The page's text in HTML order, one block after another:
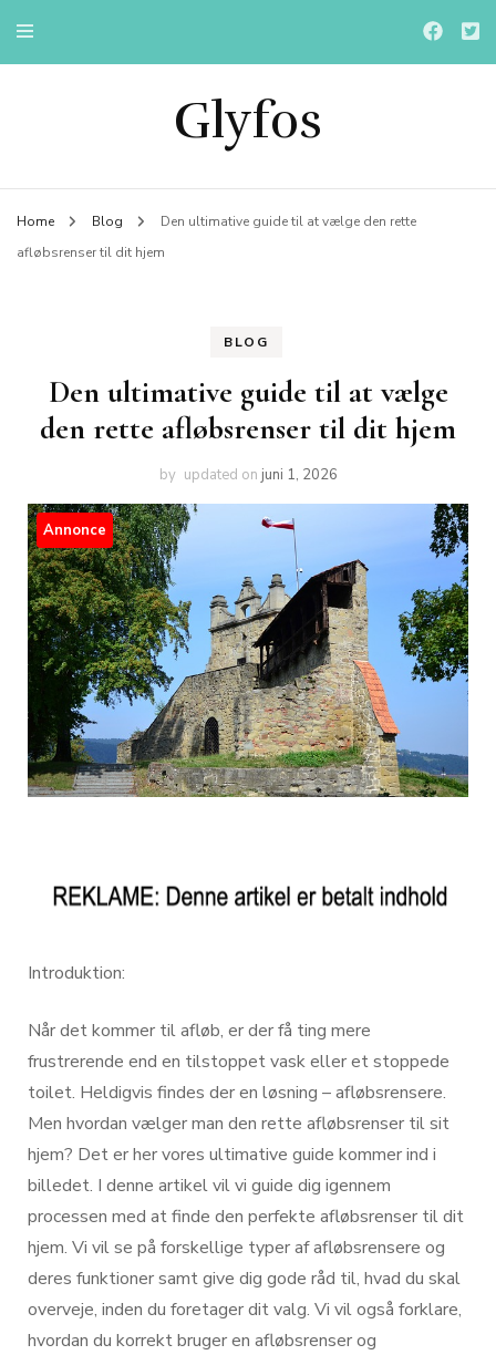
Glyfos
Home Blog
Den ultimative guide til at vælge den rette
afløbsrenser til dit hjem
BLOG
Den ultimative guide til at vælge
den rette afløbsrenser til dit hjem
by updated on juni 1, 2026
Annonce
Introduktion:
Når det kommer til afløb, er der få ting mere
frustrerende end en tilstoppet vask eller et stoppede
toilet. Heldigvis findes der en løsning – afløbsrensere.
Men hvordan vælger man den rette afløbsrenser til sit
hjem? Det er her vores ultimative guide kommer ind i
billedet. I denne artikel vil vi guide dig igennem
processen med at finde den perfekte afløbsrenser til dit
hjem. Vi vil se på forskellige typer af afløbsrensere og
deres funktioner samt give dig gode råd til, hvad du skal
overveje, inden du foretager dit valg. Vi vil også forklare,
hvordan du korrekt bruger en afløbsrenser og